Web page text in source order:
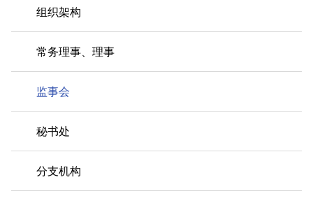
组织架构
常务理事、理事
监事会
秘书处
分支机构